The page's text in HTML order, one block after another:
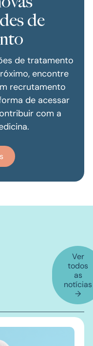
de
de tratamento
encontre
recrutamento
de acessar
com a
Ver
todos
as
notícias
→